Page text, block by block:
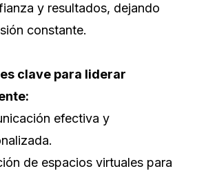
y resultados, dejando
constante.
clave para liderar
efectiva y
de espacios virtuales para